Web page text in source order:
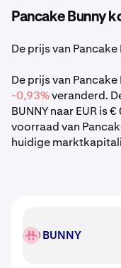
Pancake Bunny
De prijs van
De prijs van
-0,93%veranderd.
BUNNY naar EUR is
voorraad van
huidige
BUNNY BUNNY